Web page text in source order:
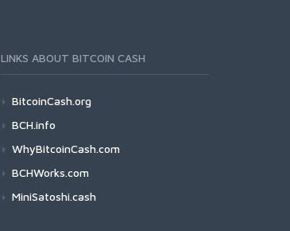
LINKS ABOUT BITCOIN CASH
BitcoinCash.org
BCH.info
WhyBitcoinCash.com
BCHWorks.com
MiniSatoshi.cash